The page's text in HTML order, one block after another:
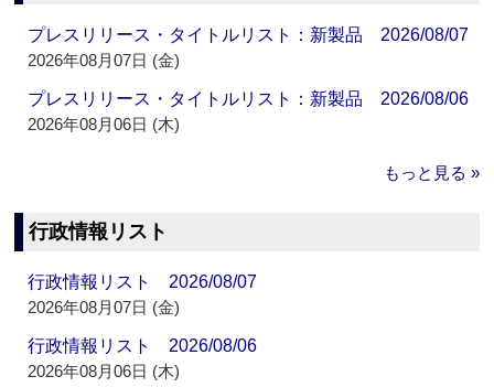
プレスリリース・タイトルリスト：新製品 2026/08/07
2026年08月07日 (金)
プレスリリース・タイトルリスト：新製品 2026/08/06
2026年08月06日 (木)
もっと見る »
行政情報リスト
行政情報リスト 2026/08/07
2026年08月07日 (金)
行政情報リスト 2026/08/06
2026年08月06日 (木)